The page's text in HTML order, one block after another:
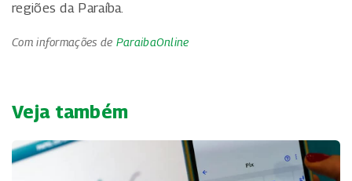
regiões da Paraíba.
Com informações de ParaibaOnline
Veja também